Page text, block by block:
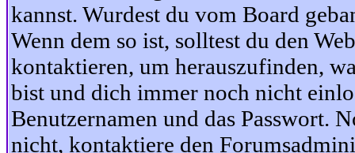
kannst. Wurdest du vom Board
Wenn dem so ist, solltest du den
kontaktieren, um herauszufinden,
bist und dich immer noch nicht
Benutzernamen und das Passwort.
nicht, kontaktiere den